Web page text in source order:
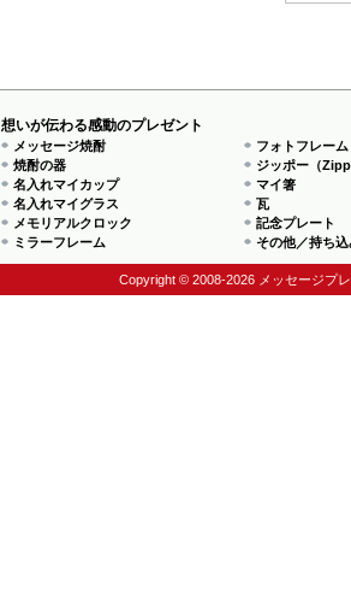
想いが伝わる感動のプレゼント
メッセージ焼酎
焼酎の器
名入れマイカップ
名入れマイグラス
メモリアルクロック
ミラーフレーム
フォトフレーム
ジッポー（
マイ箸
瓦
記念プレート
その他／持ち
Copyright © 2008-2026 メッセージプ